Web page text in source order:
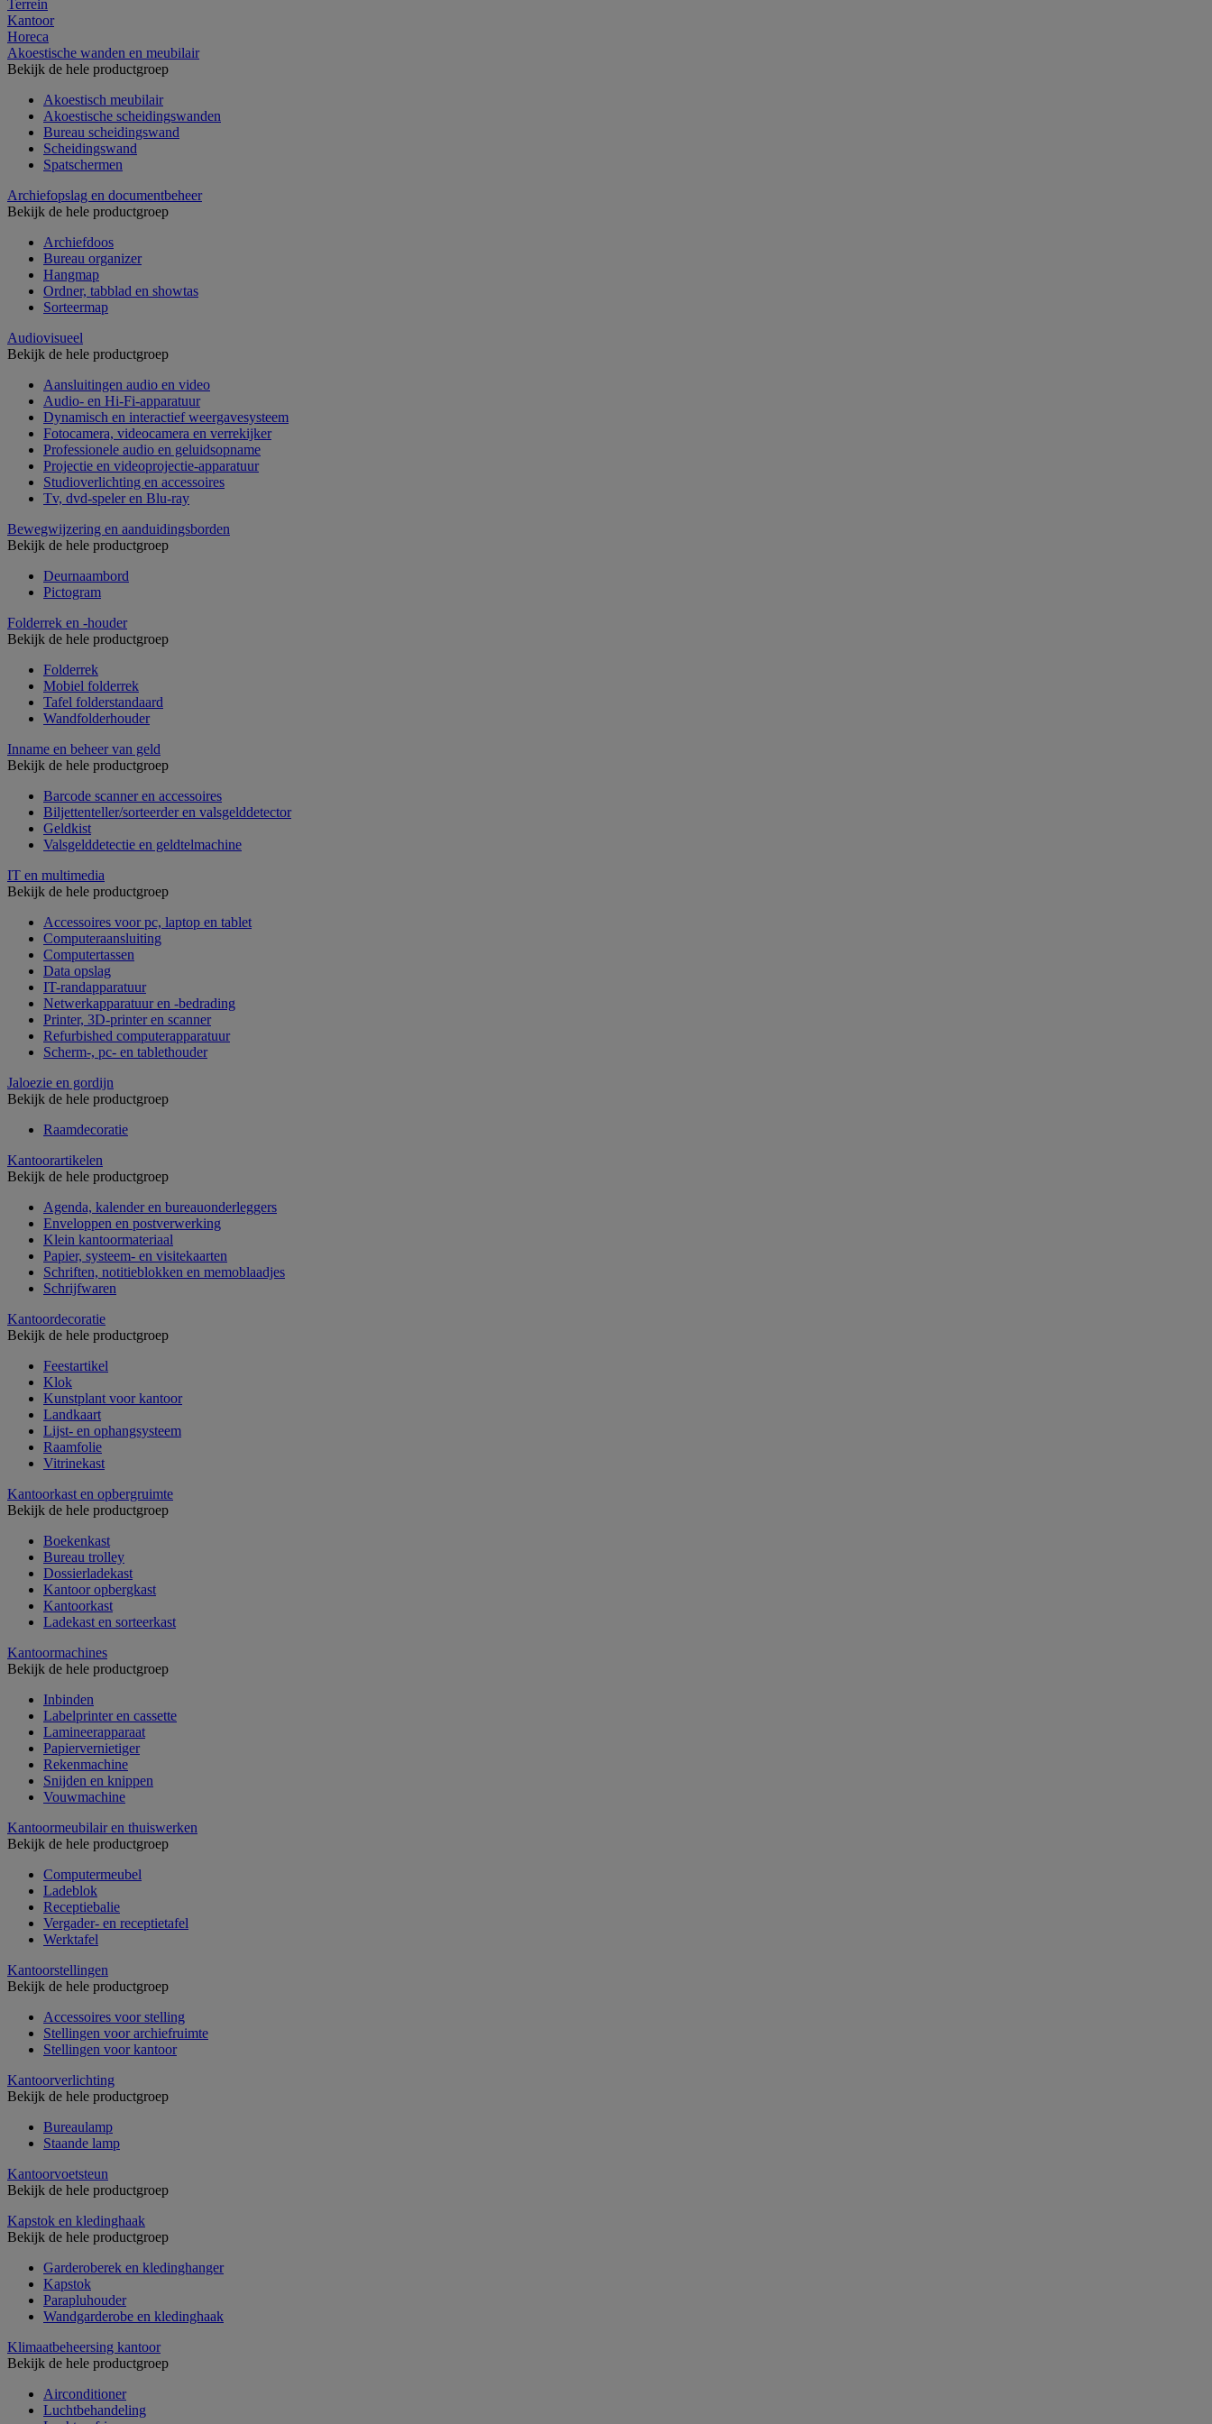
Terrein
Kantoor
Horeca
Akoestische wanden en meubilair
Bekijk de hele productgroep
Akoestisch meubilair
Akoestische scheidingswanden
Bureau scheidingswand
Scheidingswand
Spatschermen
Archiefopslag en documentbeheer
Bekijk de hele productgroep
Archiefdoos
Bureau organizer
Hangmap
Ordner, tabblad en showtas
Sorteermap
Audiovisueel
Bekijk de hele productgroep
Aansluitingen audio en video
Audio- en Hi-Fi-apparatuur
Dynamisch en interactief weergavesysteem
Fotocamera, videocamera en verrekijker
Professionele audio en geluidsopname
Projectie en videoprojectie-apparatuur
Studioverlichting en accessoires
Tv, dvd-speler en Blu-ray
Bewegwijzering en aanduidingsborden
Bekijk de hele productgroep
Deurnaambord
Pictogram
Folderrek en -houder
Bekijk de hele productgroep
Folderrek
Mobiel folderrek
Tafel folderstandaard
Wandfolderhouder
Inname en beheer van geld
Bekijk de hele productgroep
Barcode scanner en accessoires
Biljettenteller/sorteerder en valsgelddetector
Geldkist
Valsgelddetectie en geldtelmachine
IT en multimedia
Bekijk de hele productgroep
Accessoires voor pc, laptop en tablet
Computeraansluiting
Computertassen
Data opslag
IT-randapparatuur
Netwerkapparatuur en -bedrading
Printer, 3D-printer en scanner
Refurbished computerapparatuur
Scherm-, pc- en tablethouder
Jaloezie en gordijn
Bekijk de hele productgroep
Raamdecoratie
Kantoorartikelen
Bekijk de hele productgroep
Agenda, kalender en bureauonderleggers
Enveloppen en postverwerking
Klein kantoormateriaal
Papier, systeem- en visitekaarten
Schriften, notitieblokken en memoblaadjes
Schrijfwaren
Kantoordecoratie
Bekijk de hele productgroep
Feestartikel
Klok
Kunstplant voor kantoor
Landkaart
Lijst- en ophangsysteem
Raamfolie
Vitrinekast
Kantoorkast en opbergruimte
Bekijk de hele productgroep
Boekenkast
Bureau trolley
Dossierladekast
Kantoor opbergkast
Kantoorkast
Ladekast en sorteerkast
Kantoormachines
Bekijk de hele productgroep
Inbinden
Labelprinter en cassette
Lamineerapparaat
Papiervernietiger
Rekenmachine
Snijden en knippen
Vouwmachine
Kantoormeubilair en thuiswerken
Bekijk de hele productgroep
Computermeubel
Ladeblok
Receptiebalie
Vergader- en receptietafel
Werktafel
Kantoorstellingen
Bekijk de hele productgroep
Accessoires voor stelling
Stellingen voor archiefruimte
Stellingen voor kantoor
Kantoorverlichting
Bekijk de hele productgroep
Bureaulamp
Staande lamp
Kantoorvoetsteun
Bekijk de hele productgroep
Kapstok en kledinghaak
Bekijk de hele productgroep
Garderoberek en kledinghanger
Kapstok
Parapluhouder
Wandgarderobe en kledinghaak
Klimaatbeheersing kantoor
Bekijk de hele productgroep
Airconditioner
Luchtbehandeling